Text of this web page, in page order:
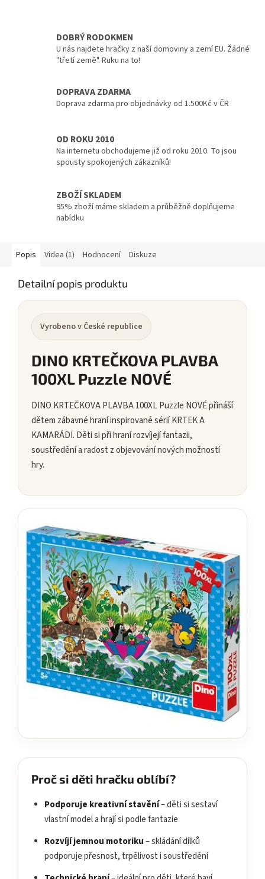
DOBRÝ RODOKMEN
U nás najdete hračky z naší domoviny a zemí EU. Žádné
"třetí země". Ruku na to!
DOPRAVA ZDARMA
Doprava zdarma pro objednávky od 1.500Kč v ČR
OD ROKU 2010
Na internetu obchodujeme již od roku 2010. To jsou
spousty spokojených zákazníků!
ZBOŽÍ SKLADEM
95% zboží máme skladem a průběžně doplňujeme
nabídku
Popis Videa (1) Hodnocení Diskuze
Detailní popis produktu
Vyrobeno v České republice
DINO KRTEČKOVA PLAVBA
100XL Puzzle NOVÉ
DINO KRTEČKOVA PLAVBA 100XL Puzzle NOVÉ přináší
dětem zábavné hraní inspirované sérií KRTEK A
KAMARÁDI. Děti si při hraní rozvíjejí fantazii,
soustředění a radost z objevování nových možností
hry.
Proč si děti hračku oblíbí?
Podporuje kreativní stavění– děti si sestaví
vlastní model a hrají si podle fantazie
Rozvíjí jemnou motoriku– skládání dílků
podporuje přesnost, trpělivost i soustředění